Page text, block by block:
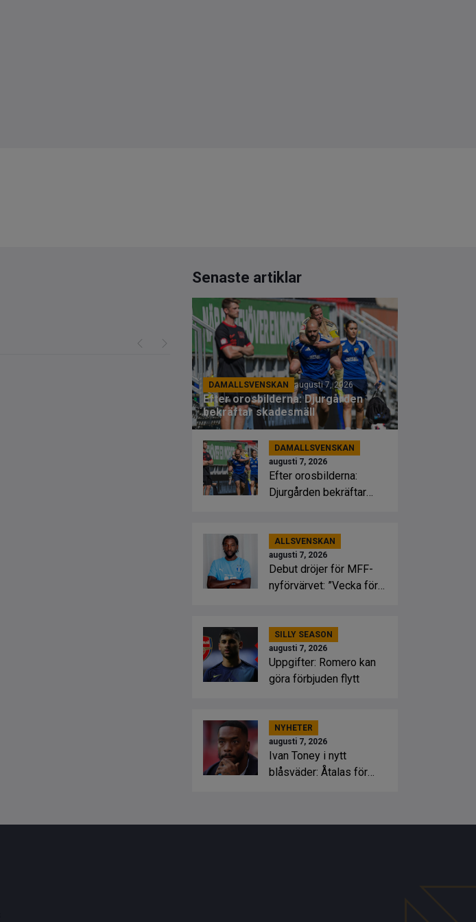
Senaste artiklar
DAMALLSVENSKAN augusti 7, 2026
Efter orosbilderna: Djurgården
bekräftar skadesmäll
DAMALLSVENSKAN
augusti 7, 2026
Efter orosbilderna:
Djurgården bekräftar
ALLSVENSKAN
augusti 7, 2026
Debut dröjer för MFF-
nyförvärvet: ”Vecka för
SILLY SEASON
augusti 7, 2026
Uppgifter: Romero kan
göra förbjuden flytt
NYHETER
augusti 7, 2026
Ivan Toney i nytt
blåsväder: Åtalas för